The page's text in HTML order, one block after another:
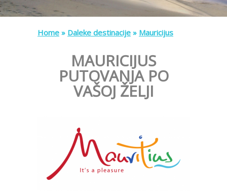
Home » Daleke destinacije » Mauricijus
MAURICIJUS
PUTOVANJA PO
VAŠOJ ŽELJI